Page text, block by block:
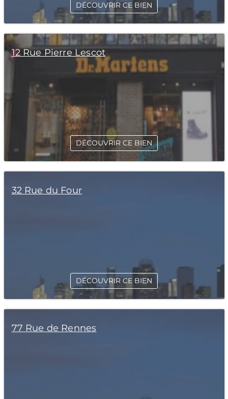
DÉCOUVRIR CE BIEN
12 Rue Pierre Lescot
DÉCOUVRIR CE BIEN
32 Rue du Four
DÉCOUVRIR CE BIEN
77 Rue de Rennes